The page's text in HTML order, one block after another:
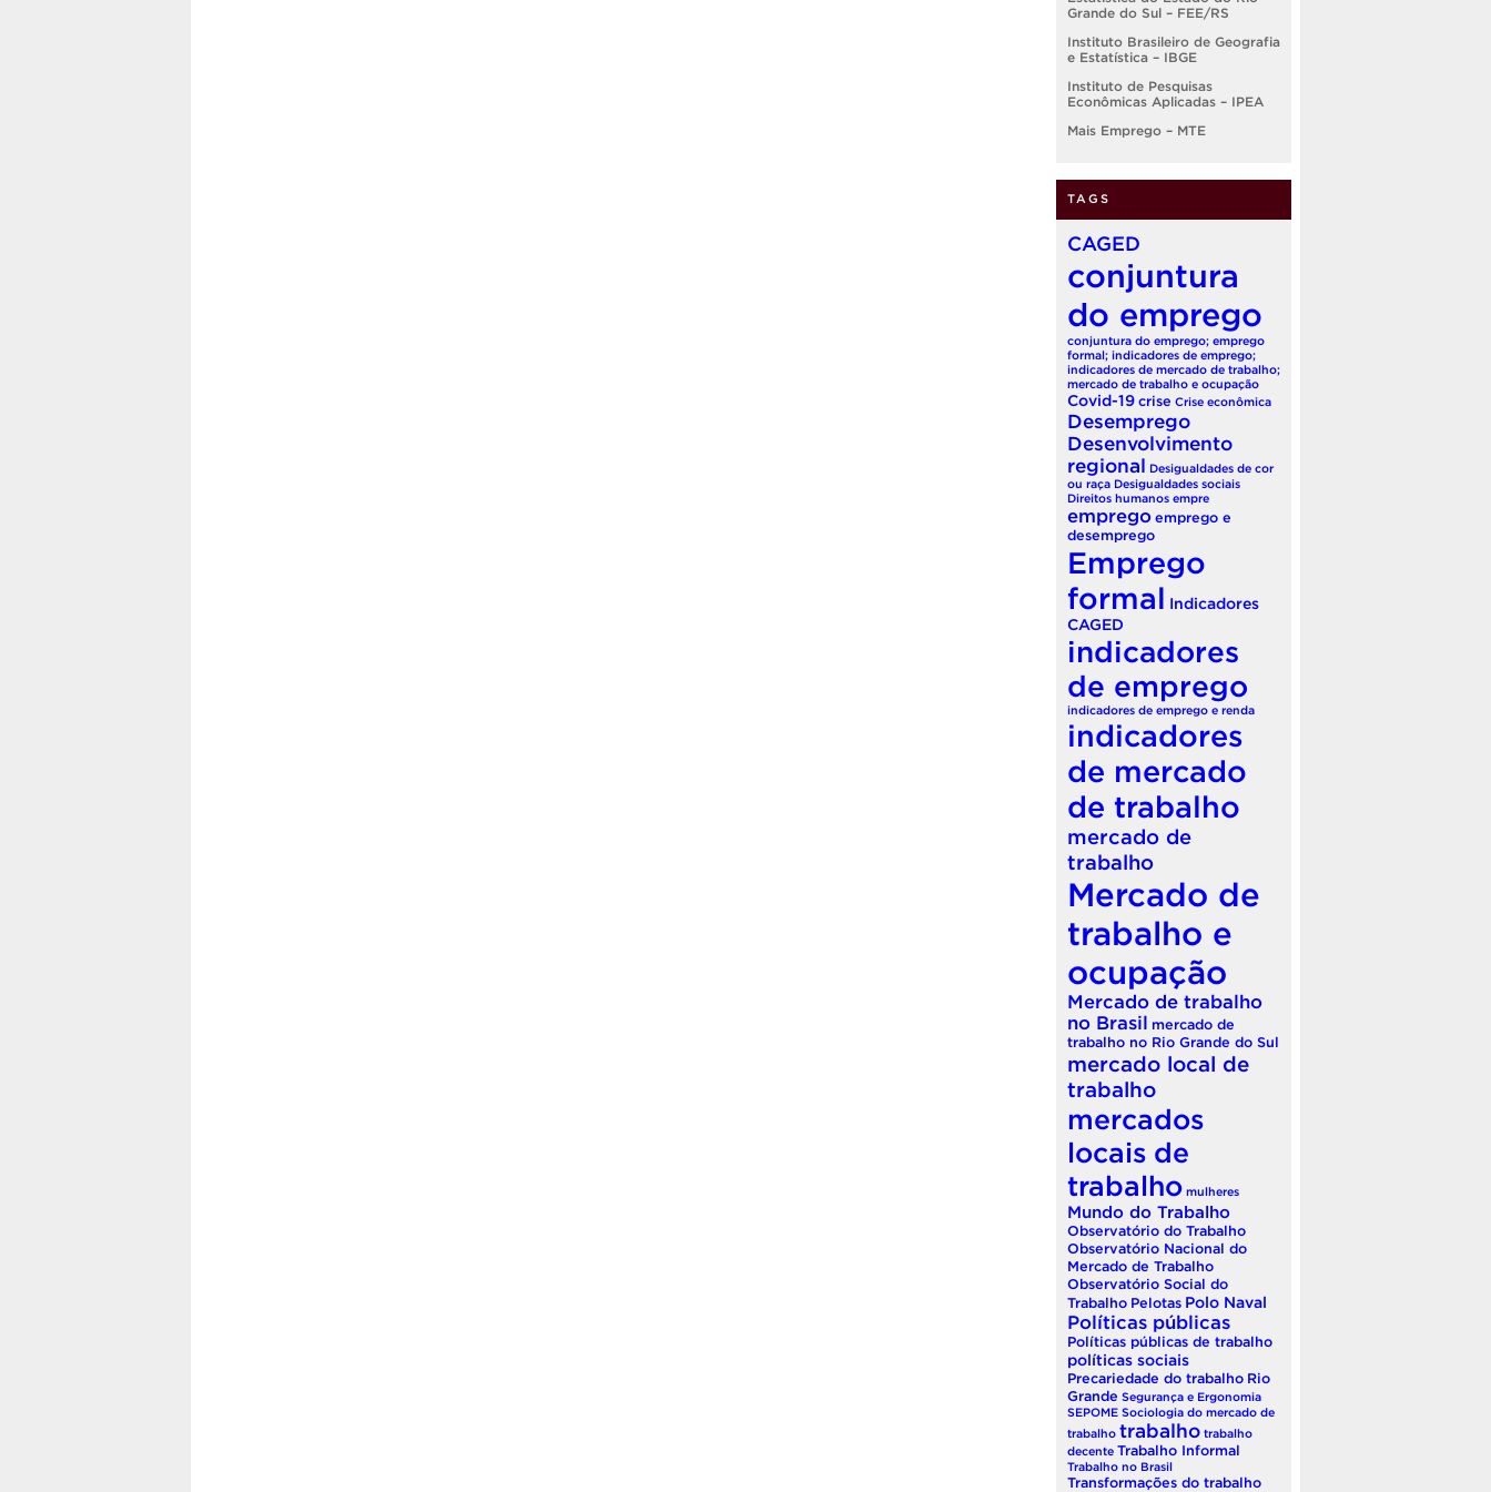
Grande do Sul – FEE/RS
Instituto Brasileiro de Geografia
e Estatística – IBGE
Instituto de Pesquisas
Econômicas Aplicadas – IPEA
Mais Emprego – MTE
TAGS
CAGED
conjuntura
do emprego
conjuntura do emprego; emprego
formal; indicadores de emprego;
indicadores de mercado de trabalho;
mercado de trabalho e ocupação
Covid-19 crise Crise econômica
Desemprego
Desenvolvimento
regional Desigualdades de cor
ou raça Desigualdades sociais
Direitos humanos empre
emprego emprego e
desemprego
Emprego
formal Indicadores
CAGED
indicadores
de emprego
indicadores de emprego e renda
indicadores
de mercado
de trabalho
mercado de
trabalho
Mercado de
trabalho e
ocupação
Mercado de trabalho
no Brasil mercado de
trabalho no Rio Grande do Sul
mercado local de
trabalho
mercados
locais de
trabalho mulheres
Mundo do Trabalho
Observatório do Trabalho
Observatório Nacional do
Mercado de Trabalho
Observatório Social do
Trabalho Pelotas Polo Naval
Políticas públicas
Políticas públicas de trabalho
políticas sociais
Precariedade do trabalho Rio
Grande Segurança e Ergonomia
SEPOME Sociologia do mercado de
trabalho trabalho trabalho
decente Trabalho Informal
Trabalho no Brasil
Transformações do trabalho